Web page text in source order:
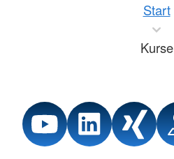
Start
Kurse